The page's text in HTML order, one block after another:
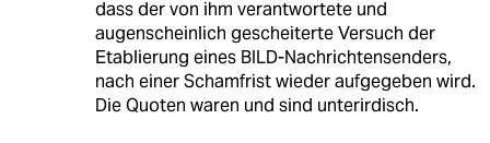
dass der von ihm verantwortete und
augenscheinlich gescheiterte Versuch der
Etablierung eines BILD-Nachrichtensenders,
nach einer Schamfrist wieder aufgegeben wird.
Die Quoten waren und sind unterirdisch.